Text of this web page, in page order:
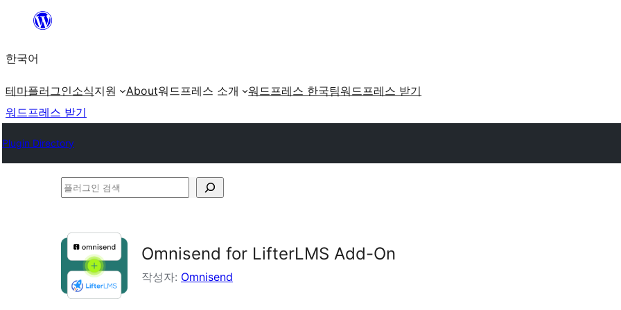
츠
로
로
가
기
한국어
테마플러그인소식지원 About워드프레스 소개 워드프레스 한국팀워드프레스 받기
워드프레스 받기
Plugin Directory
플
검
색
Omnisend for LifterLMS Add-On
작성자: Omnisend